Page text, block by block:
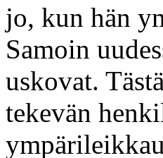
jo, kun hän
Samoin
uskovat.
tekevän